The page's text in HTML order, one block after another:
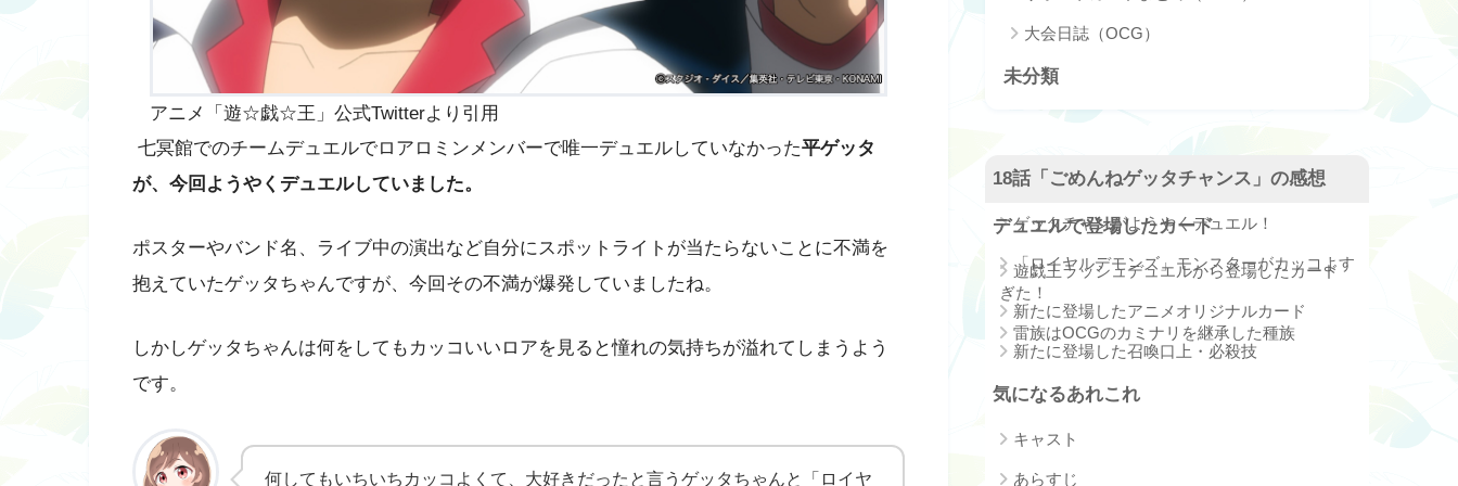
アニメ「遊☆戯☆王」公式Twitterより引用
七冥館でのチームデュエルでロアロミンメンバーで唯一デュエルしていなかった平ゲッタ
が、今回ようやくデュエルしていました。
ポスターやバンド名、ライブ中の演出など自分にスポットライトが当たらないことに不満を
抱えていたゲッタちゃんですが、今回その不満が爆発していましたね。
しかしゲッタちゃんは何をしてもカッコいいロアを見ると憧れの気持ちが溢れてしまうよう
です。
何してもいちいちカッコよくて、大好きだったと言うゲッタちゃんと「ロイヤ
大会日誌（OCG）
未分類
18話「ごめんねゲッタチャンス」の感想
ゲッタチャンがようやくデュエル！
「ロイヤルデモンズ」モンスターがカッコよす
ぎた！
雷族はOCGのカミナリを継承した種族
デュエルで登場したカード
遊戯王ラッシュデュエルから登場したカード
新たに登場したアニメオリジナルカード
新たに登場した召喚口上・必殺技
気になるあれこれ
キャスト
あらすじ